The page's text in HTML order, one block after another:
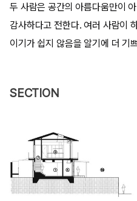
두 사람은 공간의 아름다움만이
감사하다고 전한다. 여러 사람이
이기가 쉽지 않음을 알기에 더 기
SECTION